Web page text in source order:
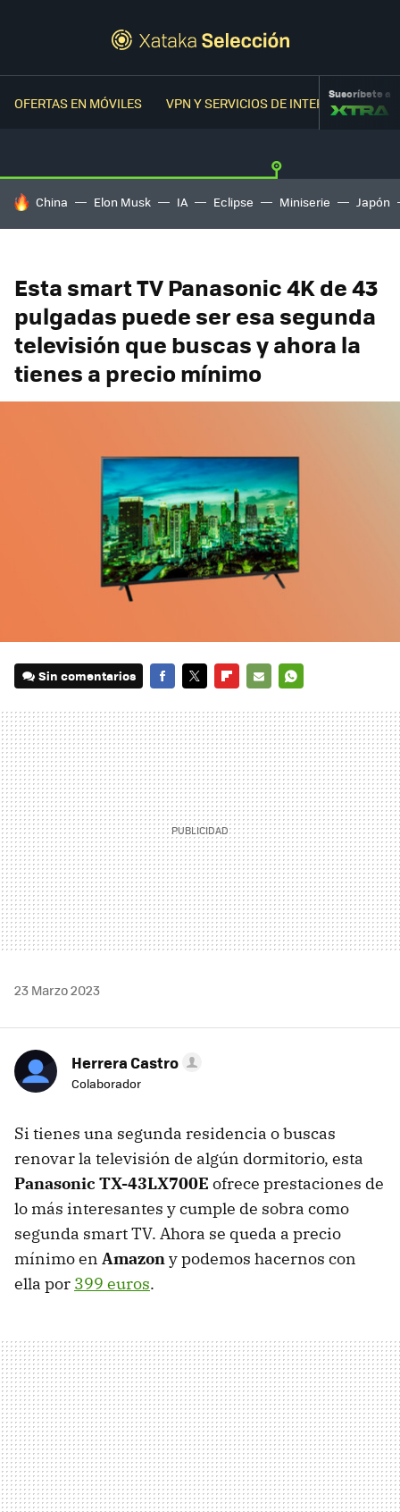
OFERTAS EN MÓVILES VPN Y SERVICIOS DE INTERNETSuscríbete a
HOY SE HABLA DE
China Elon Musk IA Eclipse Miniserie Japón
Esta smart TV Panasonic 4K de 43
pulgadas puede ser esa segunda
televisión que buscas y ahora la
tienes a precio mínimo
Sin comentarios
MAIL
23 Marzo 2023
Herrera Castro
Colaborador
Si tienes una segunda residencia o buscas
renovar la televisión de algún dormitorio, esta
Panasonic TX-43LX700E ofrece prestaciones de
lo más interesantes y cumple de sobra como
segunda smart TV. Ahora se queda a precio
mínimo en Amazony podemos hacernos con
ella por 399 euros.